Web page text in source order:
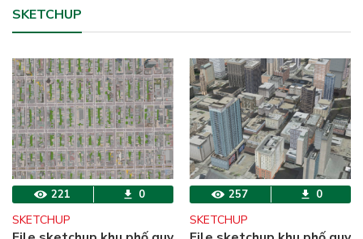
SKETCHUP
221 0
SKETCHUP
257 0
SKETCHUP